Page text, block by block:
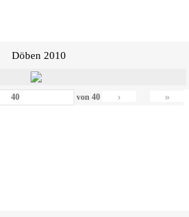
Döben 2010
von40 › »